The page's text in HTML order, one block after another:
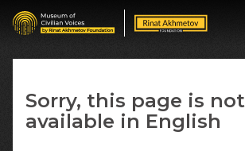
Sorry, this page is not
available in English